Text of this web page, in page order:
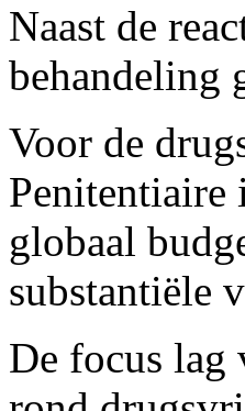
Naast de
behandeling
Voor de
Penitentiaire
globaal
substantiële
De focus